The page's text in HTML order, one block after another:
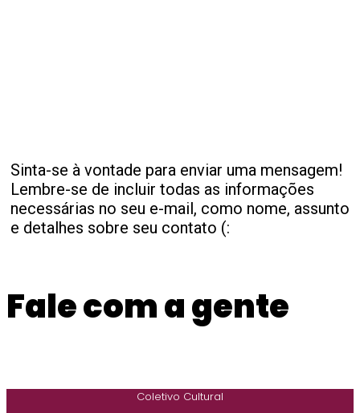
Sinta-se à vontade para enviar uma mensagem!
Lembre-se de incluir todas as informações
necessárias no seu e-mail, como nome, assunto
e detalhes sobre seu contato (:
Fale com a gente
Coletivo Cultural